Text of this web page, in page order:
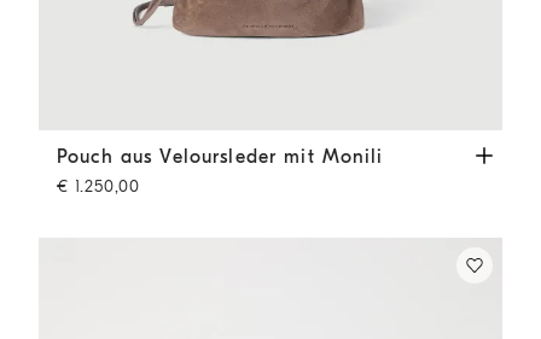
Pouch aus Veloursleder mit Monili Braun
Pouch aus Veloursleder mit Monili
€ 1.250,00